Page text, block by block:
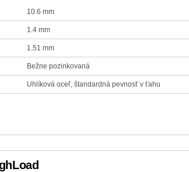
10.6 mm
1.4 mm
1.51 mm
Bežne pozinkovaná
Uhlíková oceľ, štandardná pevnosť v ťahu